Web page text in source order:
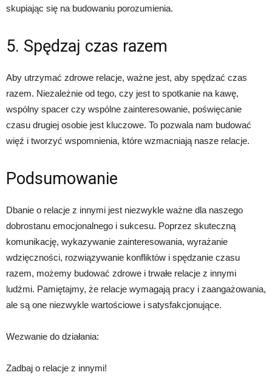
skupiając się na budowaniu porozumienia.
5. Spędzaj czas razem
Aby utrzymać zdrowe relacje, ważne jest, aby spędzać czas
razem. Niezależnie od tego, czy jest to spotkanie na kawę,
wspólny spacer czy wspólne zainteresowanie, poświęcanie
czasu drugiej osobie jest kluczowe. To pozwala nam budować
więź i tworzyć wspomnienia, które wzmacniają nasze relacje.
Podsumowanie
Dbanie o relacje z innymi jest niezwykle ważne dla naszego
dobrostanu emocjonalnego i sukcesu. Poprzez skuteczną
komunikację, wykazywanie zainteresowania, wyrażanie
wdzięczności, rozwiązywanie konfliktów i spędzanie czasu
razem, możemy budować zdrowe i trwałe relacje z innymi
ludźmi. Pamiętajmy, że relacje wymagają pracy i zaangażowania,
ale są one niezwykle wartościowe i satysfakcjonujące.
Wezwanie do działania:
Zadbaj o relacje z innymi!